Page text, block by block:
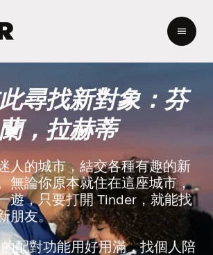
e
r
首
頁
尋找新對象：芬
蘭，拉赫蒂
人的城市，結交各種有趣的新
無論你原本就住在這座城市，
遊，只要打開 Tinder，就能找
朋友。
配對功能用好用滿，找個人陪